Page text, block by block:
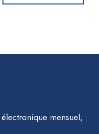
mensuel,